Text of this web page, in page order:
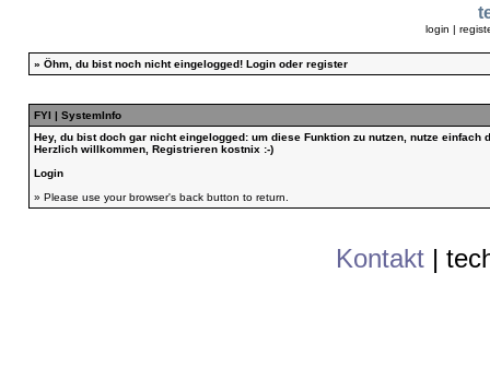
login |
» Öhm, du bist noch nicht eingelogged! Loginoder register
FYI | SystemInfo
Hey, du bist doch gar nicht eingelogged: um diese Funktion zu nutzen, nutze
Herzlich willkommen, Registrieren kostnix :-)
Login
» Please use your browser's back button to return.
Kontakt |